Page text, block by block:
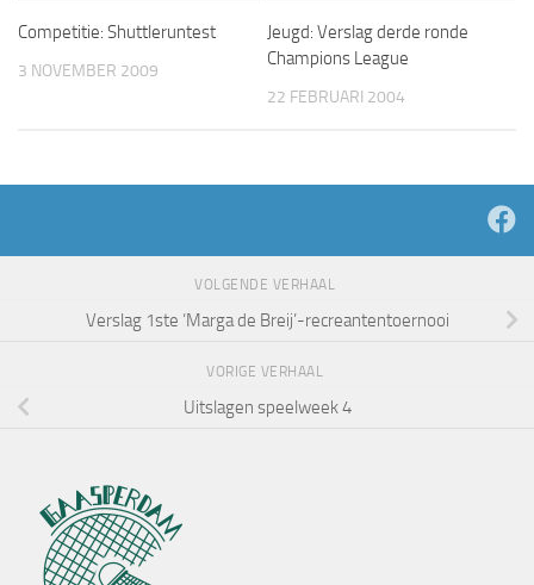
Competitie: Shuttleruntest
3 NOVEMBER 2009
Jeugd: Verslag derde ronde
Champions League
22 FEBRUARI 2004
VOLGENDE VERHAAL
Verslag 1ste ‘Marga de Breij’-recreantentoernooi
VORIGE VERHAAL
Uitslagen speelweek 4